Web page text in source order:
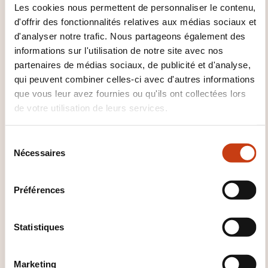
Les cookies nous permettent de personnaliser le contenu,
d'offrir des fonctionnalités relatives aux médias sociaux et
d'analyser notre trafic. Nous partageons également des
informations sur l'utilisation de notre site avec nos
partenaires de médias sociaux, de publicité et d'analyse,
qui peuvent combiner celles-ci avec d'autres informations
que vous leur avez fournies ou qu'ils ont collectées lors
de votre utilisation de leurs services.
Nécessaires
Préférences
Statistiques
Marketing
BLENDED-LEARNING
Ressources humaines -
Administration personnel -
Recrutement
30.09.2026